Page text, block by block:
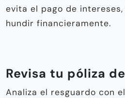
evita el pago de
hundir financieramente.
Revisa tu póliza
Analiza el resguardo con